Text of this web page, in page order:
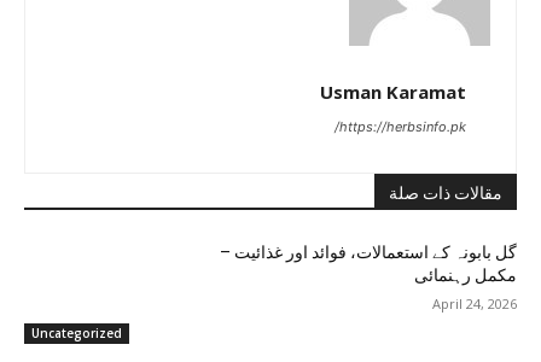
Usman Karamat
https://herbsinfo.pk/
مقالات ذات صلة
Uncategorized
گل بابونہ کے استعمالات، فوائد اور غذائیت –
مکمل رہنمائی
April 24, 2026